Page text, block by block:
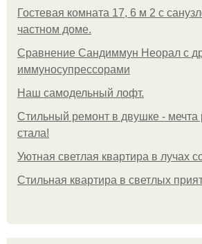
Гостевая комната 17, 6 м 2 с
частном доме.
Сравнение Сандиммун Неорал с
иммуносупрессорами
Наш самодельный лофт.
Стильный ремонт в двушке - мечта
стала!
Уютная светлая квартира в лучах
Стильная квартира в светлых